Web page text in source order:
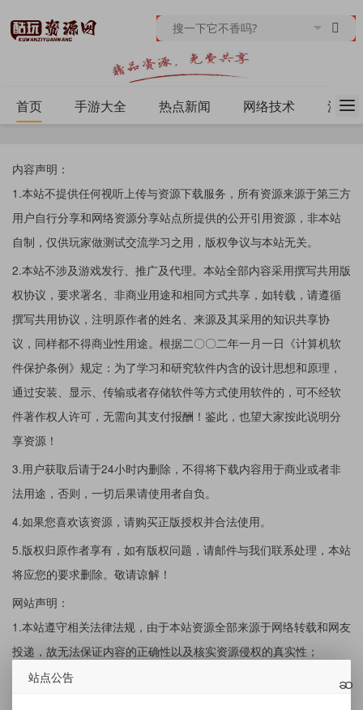
首页 手游大全 热点新闻 网络技术 源码
内容声明：
1.本站不提供任何视听上传与资源下载服务，所有资源来源于第三方
用户自行分享和网络资源分享站点所提供的公开引用资源，非本站
自制，仅供玩家做测试交流学习之用，版权争议与本站无关。
2.本站不涉及游戏发行、推广及代理。本站全部内容采用撰写共用版
权协议，要求署名、非商业用途和相同方式共享，如转载，请遵循
撰写共用协议，注明原作者的姓名、来源及其采用的知识共享协
议，同样都不得商业性用途。根据二〇〇二年一月一日《计算机软
件保护条例》规定：为了学习和研究软件内含的设计思想和原理，
通过安装、显示、传输或者存储软件等方式使用软件的，可不经软
件著作权人许可，无需向其支付报酬！鉴此，也望大家按此说明分
享资源！
3.用户获取后请于24小时内删除，不得将下载内容用于商业或者非
法用途，否则，一切后果请使用者自负。
4.如果您喜欢该资源，请购买正版授权并合法使用。
5.版权归原作者享有，如有版权问题，请邮件与我们联系处理，本站
将应您的要求删除。敬请谅解！
网站声明：
1.本站遵守相关法律法规，由于本站资源全部来源于网络转载和网友
投递，故无法保证内容的正确性以及核实资源侵权的真实性；
2.本站所有内容未经许可请不要转载，仅供交流学习，严禁用于商业
站点公告